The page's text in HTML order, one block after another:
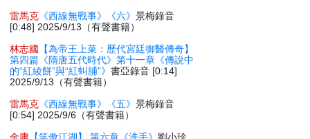
雷馬克 《西線無戰事》《六》景梅錄音
[0:48] 2025/9/13（有聲書籍）
林志國
【為帝王上菜：歷代宮廷御醫傳奇】
第四篇《隋唐五代時代》第十一章《傳說中
的“紅綾餅”與“紅虯脯”》書亞錄音 [0:14]
2025/9/13（有聲書籍）
雷馬克 《西線無戰事》《五》景梅錄音
[0:54] 2025/9/6（有聲書籍）